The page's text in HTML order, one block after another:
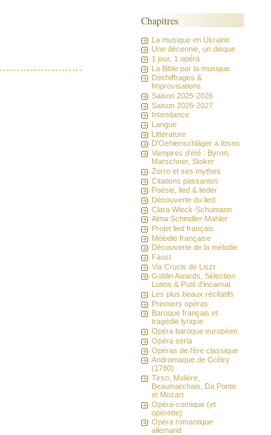
Chapitres
La musique en Ukraine
Une décennie, un disque
1 jour, 1 opéra
La Bible par la musique
Déchiffrages &
Improvisations
Saison 2025-2026
Saison 2026-2027
Intendance
Langue
Littérature
D'Oehlenschläger à Ibsen
Vampires d'été : Byron,
Marschner, Stoker
Zorro et ses mythes
Citations passantes
Poésie, lied & lieder
Découverte du lied
Clara Wieck-Schumann
Alma Schindler-Mahler
Projet lied français
Mélodie française
Découverte de la mélodie
Faust
Via Crucis de Liszt
Goblin Awards, Sélection
Lutins & Putti d'incarnat
Les plus beaux récitatifs
Premiers opéras
Baroque français et
tragédie lyrique
Opéra baroque européen
Opéra seria
Opéras de l'ère classique
Andromaque de Grétry
(1780)
Tirso, Molière,
Beaumarchais, Da Ponte
et Mozart
Opéra-comique (et
opérette)
Opéra romantique
allemand